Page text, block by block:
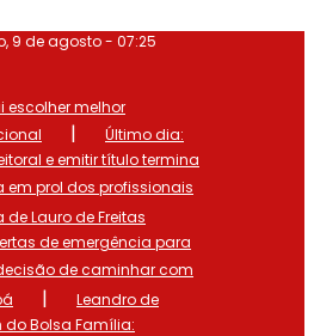
9 de agosto - 07:25
escolher melhor
|
Último dia:
e emitir título termina
em prol dos profissionais
de Lauro de Freitas
de emergência para
de caminhar com
|
Leandro de
Bolsa Família: